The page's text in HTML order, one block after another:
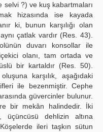
selvi ?) ve kuş kabartmaları
hizasında ise kayada
ki, bunun karşılığı olan
çatlak vardır (Res. 43).
duvarı konsollar ile
olanı, tam ortada ve
bir kartaldır (Res. 50).
karşılık, aşağıdaki
ile bezenmiştir. Cephe
güvercinler bulunur.
bir mekân halindedir. İki
dehlizin altına
ileri taşkın sütun